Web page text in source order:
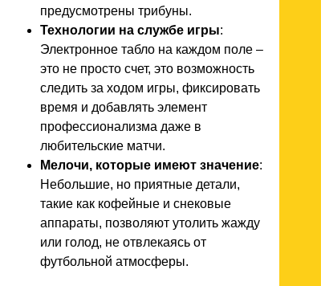
предусмотрены трибуны.
Технологии на службе игры:
Электронное табло на каждом поле –
это не просто счет, это возможность
следить за ходом игры, фиксировать
время и добавлять элемент
профессионализма даже в
любительские матчи.
Мелочи, которые имеют значение:
Небольшие, но приятные детали,
такие как кофейные и снековые
аппараты, позволяют утолить жажду
или голод, не отвлекаясь от
футбольной атмосферы.